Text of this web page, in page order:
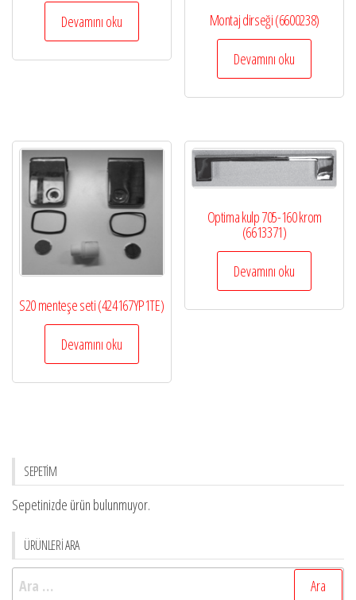
Devamını oku Montaj dirseği (6600238)
Devamını oku
S20 menteşe seti (424167YP1TE)
Devamını oku
Optima kulp 705-160 krom
(6613371)
Devamını oku
SEPETİM
Sepetinizde ürün bulunmuyor.
ÜRÜNLERİ ARA
Arama: